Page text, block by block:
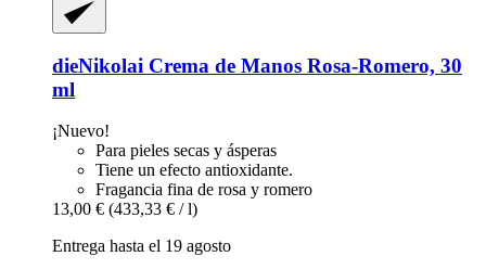
dieNikolai Crema de Manos Rosa-​Romero, 30
ml
¡Nuevo!
Para pieles secas y ásperas
Tiene un efecto antioxidante.
Fragancia fina de rosa y romero
13,00 € (433,33 € / l)
Entrega hasta el 19 agosto